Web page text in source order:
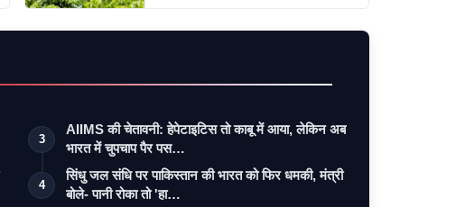
3
AIIMS की चेतावनी: हेपेटाइटिस तो काबू में आया, लेकिन अब
भारत में चुपचाप पैर पस…
4
सिंधु जल संधि पर पाकिस्तान की भारत को फिर धमकी, मंत्री
बोले- पानी रोका तो 'हा…